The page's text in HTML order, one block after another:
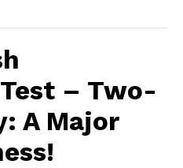
– Two-
A Major